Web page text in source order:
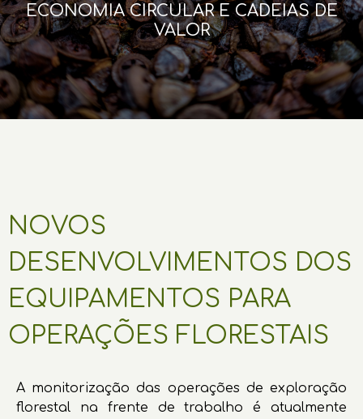
ECONOMIA CIRCULAR E CADEIAS DE
VALOR
NOVOS
DESENVOLVIMENTOS DOS
EQUIPAMENTOS PARA
OPERAÇÕES FLORESTAIS
A monitorização das operações de exploração
florestal na frente de trabalho é atualmente